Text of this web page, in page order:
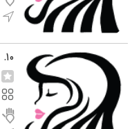
10.